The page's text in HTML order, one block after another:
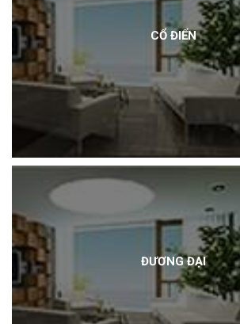
CỔ ĐIỂN
ĐƯƠNG ĐẠI